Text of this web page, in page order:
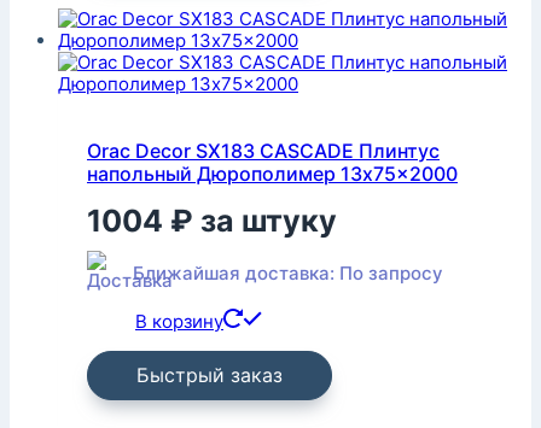
Orac Decor SX183 CASCADE Плинтус
напольный Дюрополимер 13x75x2000
1004 ₽ за штуку
Ближайшая доставка: По запросу
В корзину
Быстрый заказ